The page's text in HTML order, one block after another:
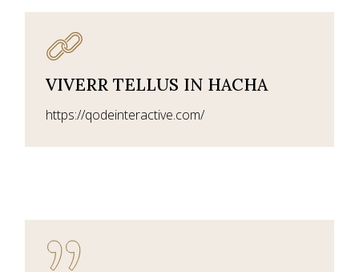
VIVERR TELLUS IN HACHA
https://qodeinteractive.com/